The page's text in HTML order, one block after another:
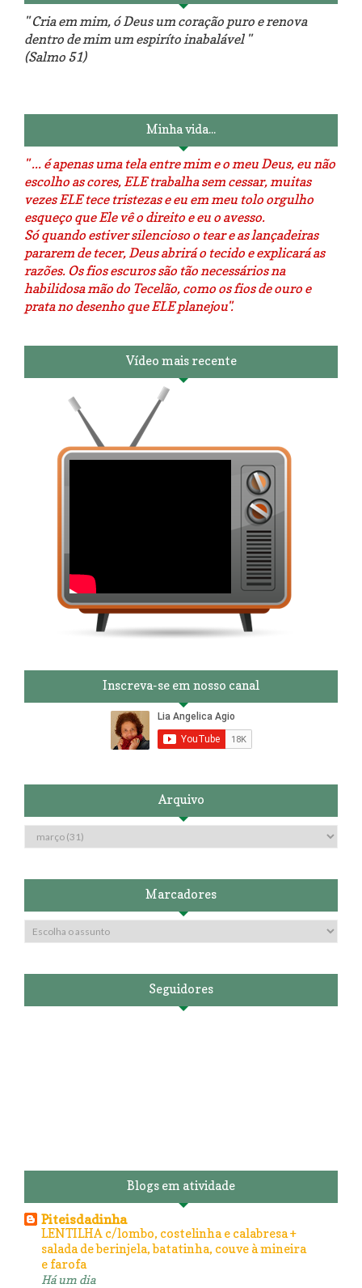
" Cria em mim, ó Deus um coração puro e renova
dentro de mim um espiríto inabalável "
(Salmo 51)
Minha vida...
" ... é apenas uma tela entre mim e o meu Deus, eu não
escolho as cores, ELE trabalha sem cessar, muitas
vezes ELE tece tristezas e eu em meu tolo orgulho
esqueço que Ele vê o direito e eu o avesso.
Só quando estiver silencioso o tear e as lançadeiras
pararem de tecer, Deus abrirá o tecido e explicará as
razões. Os fios escuros são tão necessários na
habilidosa mão do Tecelão, como os fios de ouro e
prata no desenho que ELE planejou".
Vídeo mais recente
Inscreva-se em nosso canal
Arquivo
Marcadores
Seguidores
Blogs em atividade
Piteisdadinha
LENTILHA c/lombo, costelinha e calabresa +
salada de berinjela, batatinha, couve à mineira
e farofa
Há um dia